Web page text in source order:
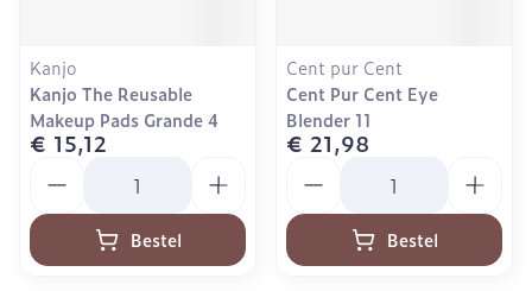
Kanjo
Kanjo The Reusable
Makeup Pads Grande 4
€ 15,12
Bestel
Cent pur Cent
Cent Pur Cent Eye
Blender 11
€ 21,98
Bestel